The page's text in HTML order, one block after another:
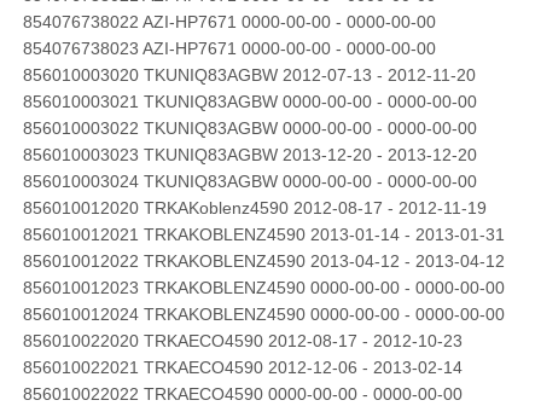
854076738022 AZI-HP7671 0000-00-00 - 0000-00-00
854076738023 AZI-HP7671 0000-00-00 - 0000-00-00
856010003020 TKUNIQ83AGBW 2012-07-13 - 2012-11-20
856010003021 TKUNIQ83AGBW 0000-00-00 - 0000-00-00
856010003022 TKUNIQ83AGBW 0000-00-00 - 0000-00-00
856010003023 TKUNIQ83AGBW 2013-12-20 - 2013-12-20
856010003024 TKUNIQ83AGBW 0000-00-00 - 0000-00-00
856010012020 TRKAKoblenz4590 2012-08-17 - 2012-11-19
856010012021 TRKAKOBLENZ4590 2013-01-14 - 2013-01-31
856010012022 TRKAKOBLENZ4590 2013-04-12 - 2013-04-12
856010012023 TRKAKOBLENZ4590 0000-00-00 - 0000-00-00
856010012024 TRKAKOBLENZ4590 0000-00-00 - 0000-00-00
856010022020 TRKAECO4590 2012-08-17 - 2012-10-23
856010022021 TRKAECO4590 2012-12-06 - 2013-02-14
856010022022 TRKAECO4590 0000-00-00 - 0000-00-00